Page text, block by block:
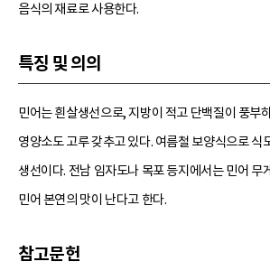
음식의 재료로 사용한다.
특징 및 의의
민어는 흰살생선으로, 지방이 적고 단백질이 풍부
영양소도 고루 갖추고 있다. 여름철 보양식으로 식
생선이다. 전남 임자도나 목포 등지에서는 민어
민어 본연의 맛이 난다고 한다.
참고문헌